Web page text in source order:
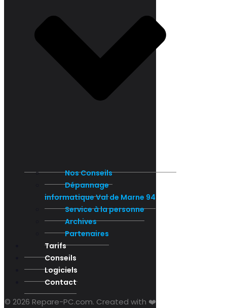
Nos Conseils
Dépannage
informatique Val de Marne 94
Service à la personne
Archives
Partenaires
Tarifs
Conseils
Logiciels
Contact
© 2026 Repare-PC.com. Created with ❤️